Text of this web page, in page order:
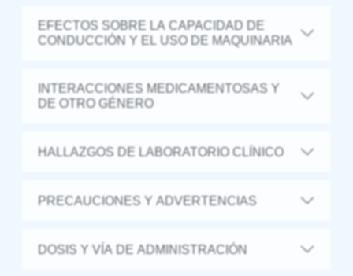
EFECTOS SOBRE LA CAPACIDAD DE
CONDUCCIÓN Y EL USO DE MAQUINARIA
INTERACCIONES MEDICAMENTOSAS Y
DE OTRO GÉNERO
HALLAZGOS DE LABORATORIO CLÍNICO
PRECAUCIONES Y ADVERTENCIAS
DOSIS Y VÍA DE ADMINISTRACIÓN